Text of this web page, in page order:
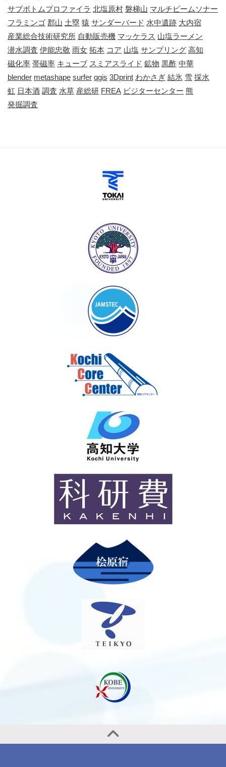
サブボトムプロファイラ 北塩原村 磐梯山 マルチビームソナー
フラミンゴ 郡山 土塁 猿 サンダーバード 水中遺跡 大内宿
産業総合技術研究所 自動販売機 マッケラス 山塩ラーメン
潜水調査 伊能忠敬 雨女 拓本 コア 山塩 サンプリング 高知
磁化率 帯磁率 キューブ スミアスライド 鉱物 黒酢 中華
blender metashape surfer qgis 3Dprint わかさぎ 結氷 雪 採水
虹 日本酒 調査 水草 産総研 FREA ビジターセンター 熊
発掘調査